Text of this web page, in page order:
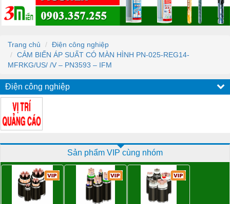
Trang chủ
Điện công nghiệp
CẢM BIẾN ÁP SUẤT CÓ MÀN HÌNH PN-025-REG14-
MFRKG/US/ /V – PN3593 – IFM
Điện công nghiệp
Sản phẩm VIP cùng nhóm